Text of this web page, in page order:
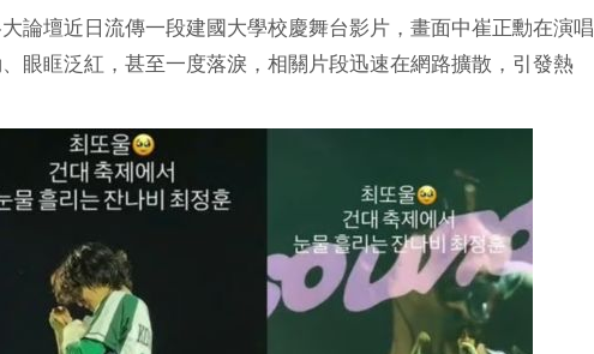
論壇近日流傳一段建國大學校慶舞台影片，畫面中崔正勳在演唱
眼眶泛紅，甚至一度落淚，相關片段迅速在網路擴散，引發熱